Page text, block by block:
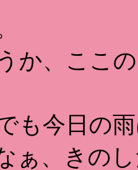
か、ここ
も今日の
ぁ、きの